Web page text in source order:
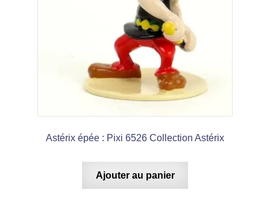
Astérix épée : Pixi 6526 Collection Astérix
Ajouter au panier